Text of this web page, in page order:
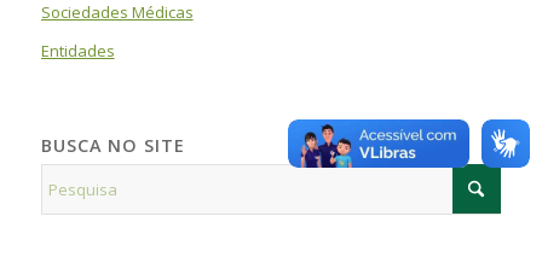
Sociedades Médicas
Entidades
BUSCA NO SITE